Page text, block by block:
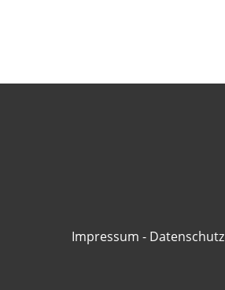
Impressum - Datenschutz